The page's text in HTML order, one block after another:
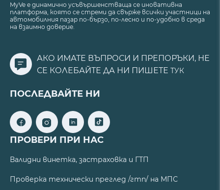
MyVe е динамично усъвършенстваща се иновативна
платформа, която се стреми да свърже всички участници на
автомобилния пазар по-бързо, по-лесно и по-удобно в среда
на взаимно доверие.
АКО ИМАТЕ ВЪПРОСИ И ПРЕПОРЪКИ, НЕ
СЕ КОЛЕБАЙТЕ ДА НИ ПИШЕТЕ ТУК
ПОСЛЕДВАЙТЕ НИ
ПРОВЕРИ ПРИ НАС
Валидни винетка, застраховка и ГТП
Проверка технически преглед /гтп/ на МПС